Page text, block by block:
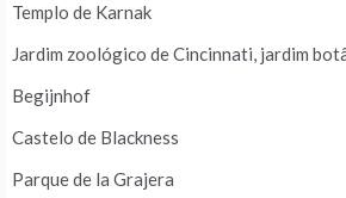
Templo de Karnak
Jardim zoológico de Cincinnati, jardim
Begijnhof
Castelo de Blackness
Parque de la Grajera